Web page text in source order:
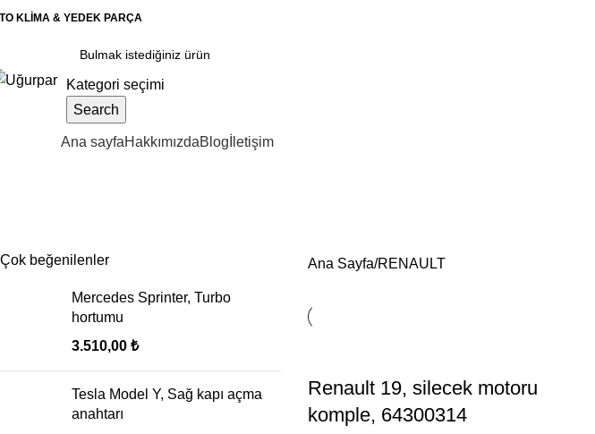
KLİMA & YEDEK PARÇA
Kategori seçimi
Search
Ana sayfaHakkımızdaBlog İletişim
Çok beğenilenler
Mercedes Sprinter, Turbo
hortumu
3.510,00 ₺
Tesla Model Y, Sağ kapı açma
anahtarı
Ana Sayfa RENAULT
Renault 19, silecek motoru
komple, 64300314